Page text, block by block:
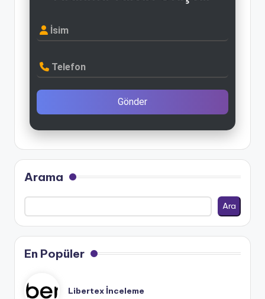
İsim
Telefon
Gönder
Arama
Ara
En Popüler
Libertex İnceleme